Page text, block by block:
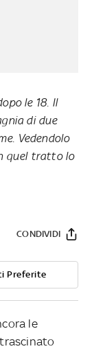
le 18. Il
di due
Vedendolo
quel tratto lo
Preferite
CONDIVIDI
le